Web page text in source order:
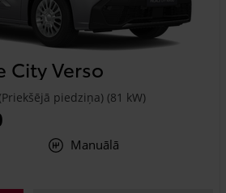
City Verso
piedziņa) (81 kW)
Manuālā